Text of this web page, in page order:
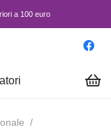
a 100 euro
/